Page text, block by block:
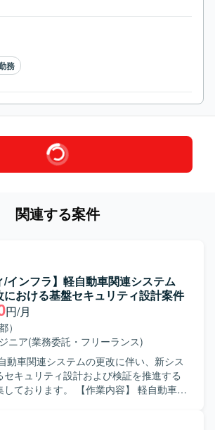
務
関連する案件
/インフラ】軽自動車関連システム
おける基盤セキュリティ設計案件
円/月
）
ニア(業務委託・フリーランス)
動車関連システムの更改に伴い、新シス
セキュリティ設計および検証を推進する
【作業内容】 軽自動車関